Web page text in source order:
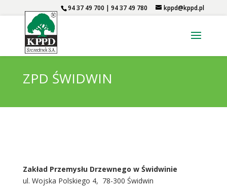
94 37 49 700 | 94 37 49 780 kppd@kppd.pl
ZPD ŚWIDWIN
Zakład Przemysłu Drzewnego w Świdwinie
ul. Wojska Polskiego 4, 78-300 Świdwin